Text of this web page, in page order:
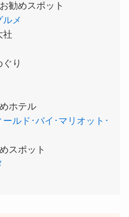
勧めスポット
メ
社
ぐり
ホテル
ールド･バイ･マリオット･
スポット